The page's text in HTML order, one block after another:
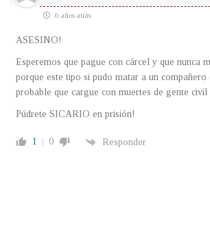
6 años atrás
ASESINO!
Esperemos que pague con cárcel y que nunca
porque este tipo si pudo matar a un
probable que cargue con muertes de gente civil
Púdrete SICARIO en prisión!
1 0 Responder